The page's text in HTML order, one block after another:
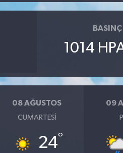
BASINÇ
1014
08 AĞUSTOS
CUMARTESI
24°
09